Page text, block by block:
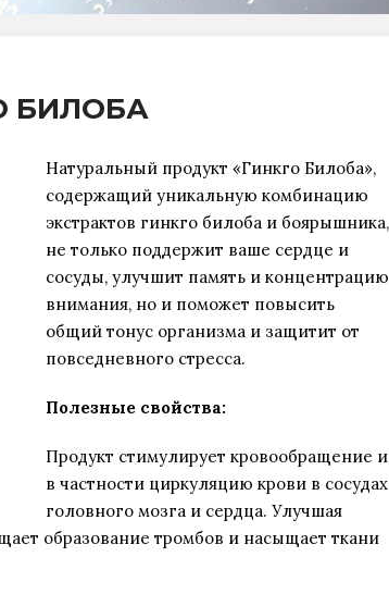
БИЛОБА
Натуральный продукт «Гинкго Билоба»,
содержащий уникальную комбинацию
экстрактов гинкго билоба и боярышника,
не только поддержит ваше сердце и
сосуды, улучшит память и концентрацию
внимания, но и поможет повысить
общий тонус организма и защитит от
повседневного стресса.
Полезные свойства:
Продукт стимулирует кровообращение и
в частности циркуляцию крови в сосудах
головного мозга и сердца. Улучшая
образование тромбов и насыщает ткани